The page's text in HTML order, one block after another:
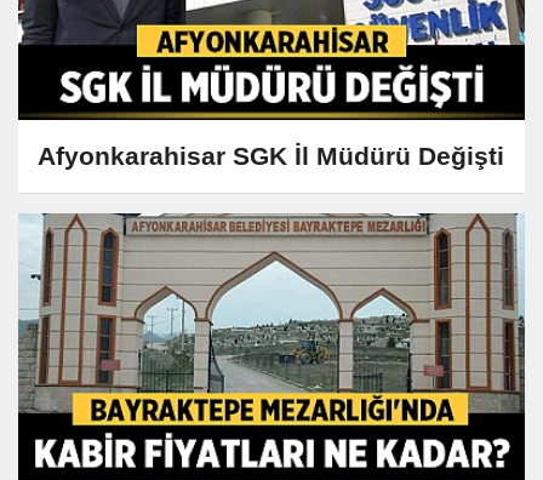
Afyonkarahisar SGK İl Müdürü Değişti